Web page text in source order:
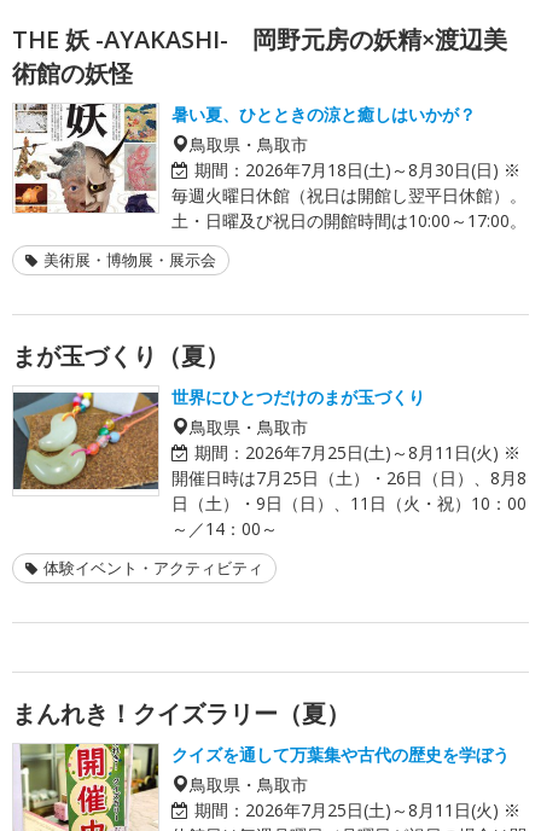
THE 妖 -AYAKASHI- 岡野元房の妖精×渡辺美
術館の妖怪
暑い夏、ひとときの涼と癒しはいかが？
鳥取県・鳥取市
期間： 2026年7月18日(土)～8月30日(日) ※
毎週火曜日休館（祝日は開館し翌平日休館）。
土・日曜及び祝日の開館時間は10:00～17:00。
美術展・博物展・展示会
まが玉づくり（夏）
世界にひとつだけのまが玉づくり
鳥取県・鳥取市
期間： 2026年7月25日(土)～8月11日(火) ※
開催日時は7月25日（土）・26日（日）、8月8
日（土）・9日（日）、11日（火・祝）10：00
～／14：00～
体験イベント・アクティビティ
まんれき！クイズラリー（夏）
クイズを通して万葉集や古代の歴史を学ぼう
鳥取県・鳥取市
期間： 2026年7月25日(土)～8月11日(火) ※